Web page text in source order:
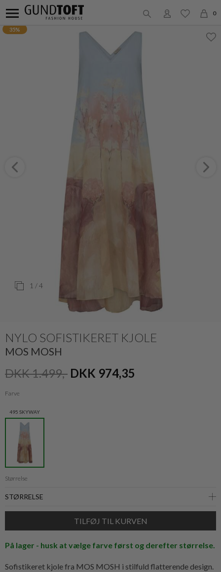
0
35%
1 / 4
NYLO SOFISTIKERET KJOLE
MOS MOSH
DKK 1.499,- DKK 974,35
Farve
495 SKYWAY
Størrelse
På lager - husk at vælge farve først og derefter størrelse.
Sofistikeret kjole fra MOS MOSH i stilfuld flatterende design.